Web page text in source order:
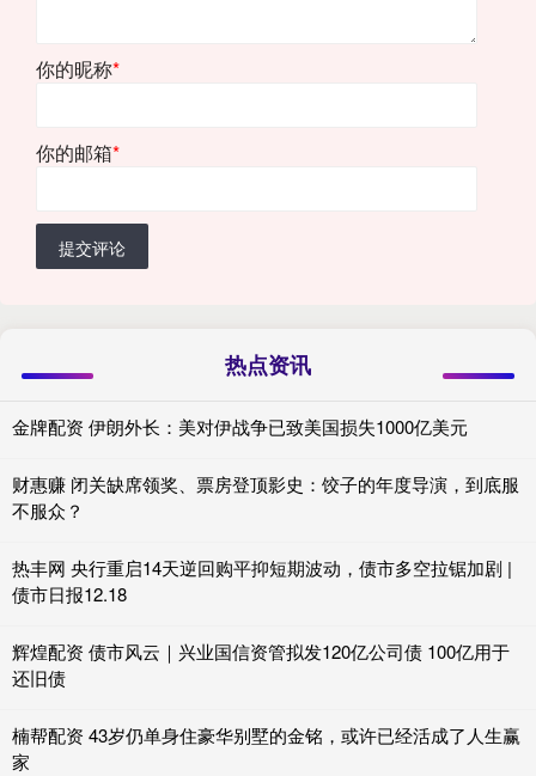
你的昵称*
你的邮箱*
提交评论
热点资讯
金牌配资 伊朗外长：美对伊战争已致美国损失1000亿美元
财惠赚 闭关缺席领奖、票房登顶影史：饺子的年度导演，到底服
不服众？
热丰网 央行重启14天逆回购平抑短期波动，债市多空拉锯加剧 |
债市日报12.18
辉煌配资 债市风云｜兴业国信资管拟发120亿公司债 100亿用于
还旧债
楠帮配资 43岁仍单身住豪华别墅的金铭，或许已经活成了人生赢
家